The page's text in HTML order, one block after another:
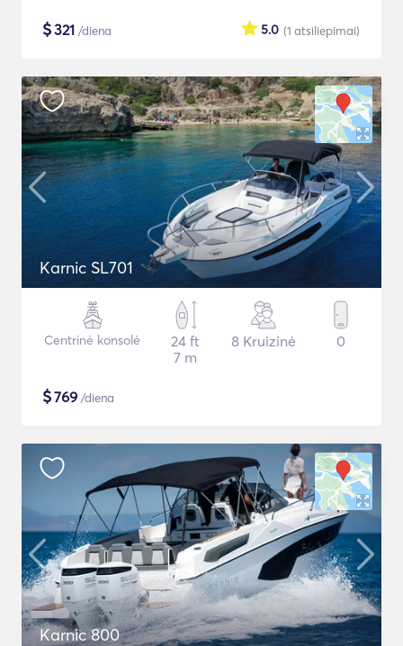
$321 /diena (1 atsiliepimai)
5.0
Karnic SL701
Centrinė konsolė
24 ft
7 m
8 Kruizinė 0
$769 /diena
Karnic 800